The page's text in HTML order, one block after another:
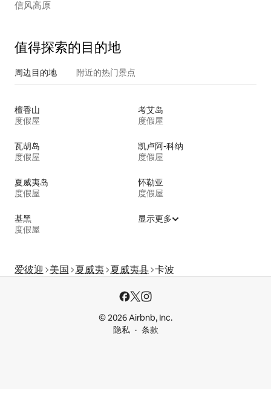
信风高原
值得探索的目的地
周边目的地 附近的热门景点
檀香山
度假屋
考艾岛
度假屋
瓦胡岛
度假屋
凯卢阿-科纳
度假屋
夏威夷岛
度假屋
怀勒亚
度假屋
基黑
度假屋
显示更多
爱彼迎 美国 夏威夷 夏威夷县 卡波
© 2026 Airbnb, Inc.
隐私
条款